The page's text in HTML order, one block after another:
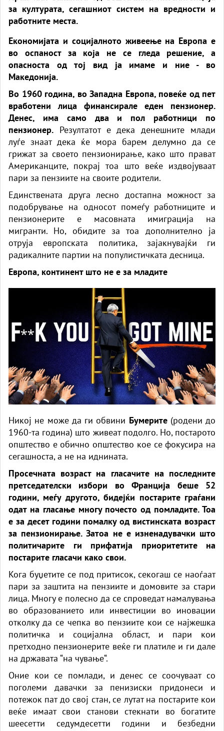
за културата, сегашниот систем на вредности и
работните места.
Економијата и социјалното живеење на Европа е
во оспаност за која не се гледа решение, а
опасноста од тој вид ја имаме и ние - во
Македонија.
Во 1960 година, во Западна Европа, повеќе од пет
вработени лица финансирале еден пензионер.
Денес, има само два и пол работници по
пензионер. Резултатот е дека денешните млади
луѓе знаат дека ќе мора барем делумно да се
грижат за своето пензионирање, како што прават
Американците, покрај тоа што веќе издвојуваат
пари за пензиите на своите родители.
Единствената друга лесно достапна можност за
подобрување на односот помеѓу работниците и
пензионерите е масовната имиграција на
мигранти. Но, обидите за тоа дополнително ја
отруја европската политика, зајакнувајќи ги
радикалните партии на популистичката десница.
Европа, континент што не е за младите
Никој не може да ги обвини Бумерите(родени до
1960-та година) што живеат подолго. Но, постарото
општество е обично општество кое се фокусира на
сегашноста, а не на иднината.
Просечната возраст на гласачите на последните
претседателски избори во Франција беше 52
години, меѓу другото, бидејќи постарите граѓани
одат на гласање многу почесто од помладите. Тоа
е за десет години помалку од вистинската возраст
за пензионирање. Затоа не е изненадувачки што
политичарите ги прифатија приоритетите на
постарите гласачи како свои.
Кога буџетите се под притисок, секогаш се наоѓаат
пари за заштита на пензиите и домовите за стари
лица. Многу е полесно да се спроведат намалувања
во образованието или инвестиции во иновации
отколку да се чепка во пензиите кои се најжешка
политичка и социјална област, и пари кои
претходно пензионерите веќе ги платиле и ги дале
на државата “на чување“.
Оние кои се помлади, и денес се соочуваат со
поголеми давачки за пенизиски придонеси и
потежок пат до свој стан, се лутат на постарите кои
веќе имаат свои станови стекнати во богатите
шеесетти седумдесетти години и безбедни